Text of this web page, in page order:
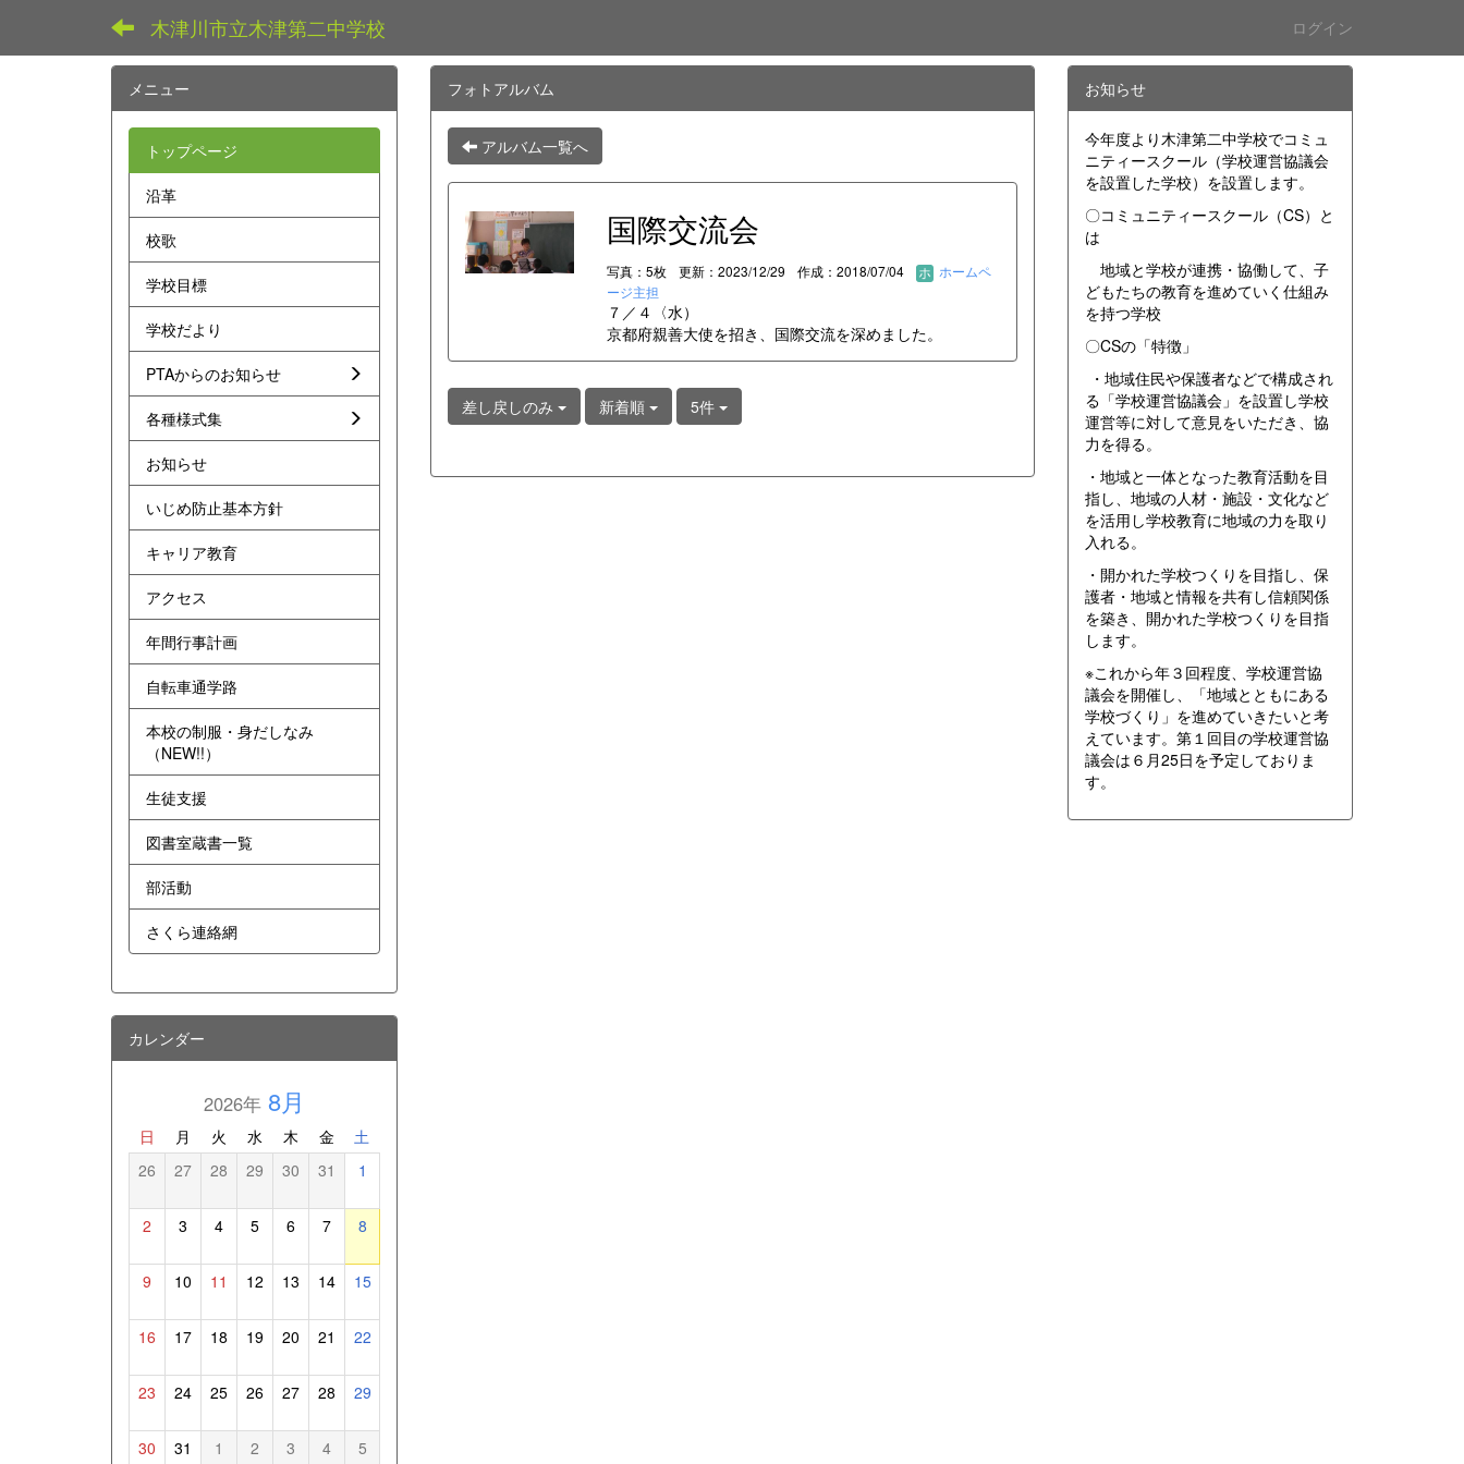
木津川市立木津第二中学校 ログイン
フォトアルバム
アルバム一覧へ
国際交流会
写真：5枚 更新：2023/12/29 作成：2018/07/04
ホームペ
ージ主担
７／４〈水）
京都府親善大使を招き、国際交流を深めました。
差し戻しのみ 新着順 5件
メニュー
トップページ
沿革
校歌
学校目標
学校だより
PTAからのお知らせ
各種様式集
お知らせ
いじめ防止基本方針
キャリア教育
アクセス
年間行事計画
自転車通学路
本校の制服・身だしなみ
（NEW!!）
生徒支援
図書室蔵書一覧
部活動
さくら連絡網
カレンダー
2026年8月
日 月 火 水 木 金 土
26 27 28 29 30 31 1
2 3 4 5 6 7 8
9 10 11 12 13 14 15
16 17 18 19 20 21 22
23 24 25 26 27 28 29
30 31 1 2 3 4 5
お知らせ
今年度より木津第二中学校でコミュ
ニティースクール（学校運営協議会
を設置した学校）を設置します。
〇コミュニティースクール（CS）と
は
地域と学校が連携・協働して、子
どもたちの教育を進めていく仕組み
を持つ学校
〇CSの「特徴」
・地域住民や保護者などで構成され
る「学校運営協議会」を設置し学校
運営等に対して意見をいただき、協
力を得る。
・地域と一体となった教育活動を目
指し、地域の人材・施設・文化など
を活用し学校教育に地域の力を取り
入れる。
・開かれた学校つくりを目指し、保
護者・地域と情報を共有し信頼関係
を築き、開かれた学校つくりを目指
します。
※これから年３回程度、学校運営協
議会を開催し、「地域とともにある
学校づくり」を進めていきたいと考
えています。第１回目の学校運営協
議会は６月25日を予定しておりま
す。